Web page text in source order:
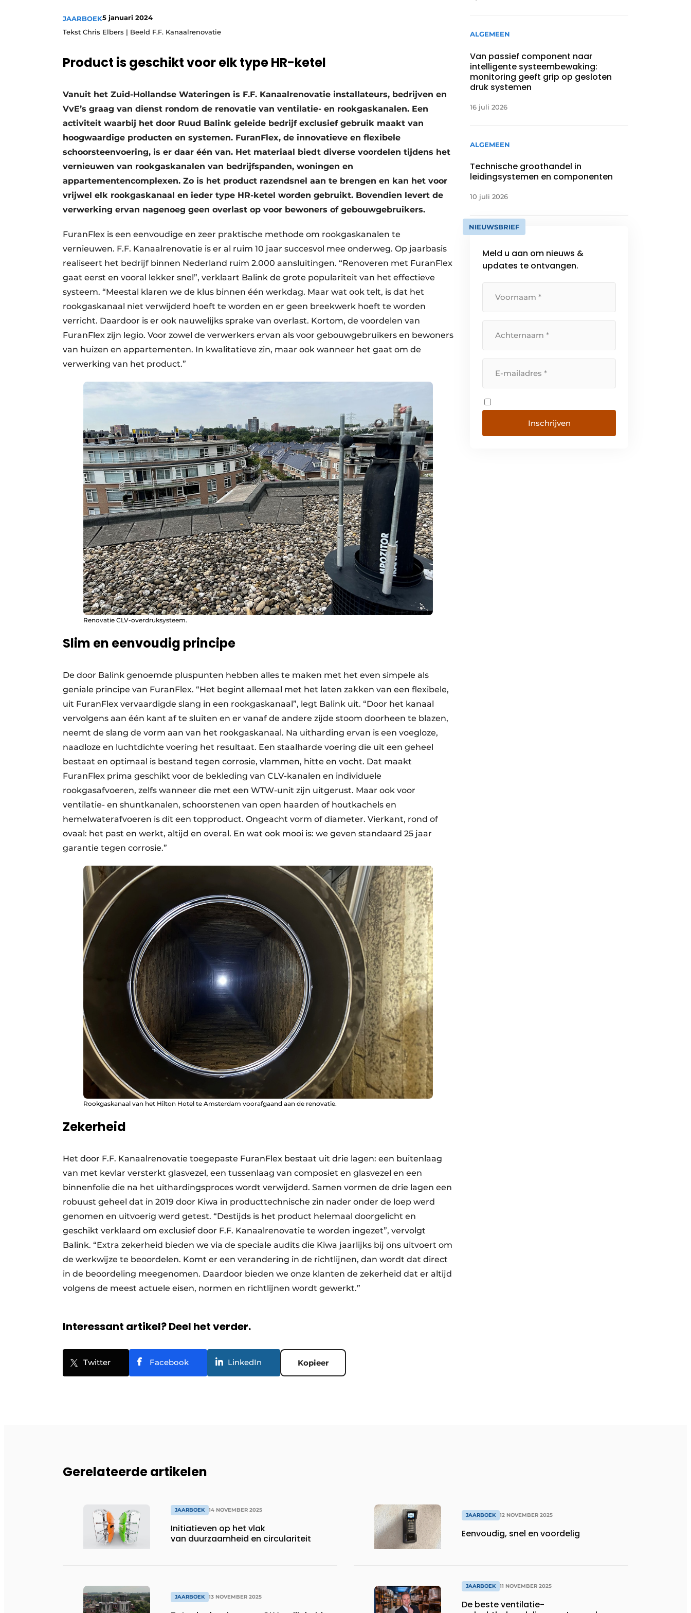
Video’s
JAARBOEK5 januari 2024
Tekst Chris Elbers | Beeld F.F. Kanaalrenovatie
Product is geschikt voor elk type HR-ketel
Vanuit het Zuid-Hollandse Wateringen is F.F. Kanaalrenovatie installateurs, bedrijven en
VvE’s graag van dienst rondom de renovatie van ventilatie- en rookgaskanalen. Een
activiteit waarbij het door Ruud Balink geleide bedrijf exclusief gebruik maakt van
hoogwaardige producten en systemen. FuranFlex, de innovatieve en flexibele
schoorsteenvoering, is er daar één van. Het materiaal biedt diverse voordelen tijdens het
vernieuwen van rookgaskanalen van bedrijfspanden, woningen en
appartementencomplexen. Zo is het product razendsnel aan te brengen en kan het voor
vrijwel elk rookgaskanaal en ieder type HR-ketel worden gebruikt. Bovendien levert de
verwerking ervan nagenoeg geen overlast op voor bewoners of gebouwgebruikers.
FuranFlex is een eenvoudige en zeer praktische methode om rookgaskanalen te
vernieuwen. F.F. Kanaalrenovatie is er al ruim 10 jaar succesvol mee onderweg. Op jaarbasis
realiseert het bedrijf binnen Nederland ruim 2.000 aansluitingen. “Renoveren met FuranFlex
gaat eerst en vooral lekker snel”, verklaart Balink de grote populariteit van het effectieve
systeem. “Meestal klaren we de klus binnen één werkdag. Maar wat ook telt, is dat het
rookgaskanaal niet verwijderd hoeft te worden en er geen breekwerk hoeft te worden
verricht. Daardoor is er ook nauwelijks sprake van overlast. Kortom, de voordelen van
FuranFlex zijn legio. Voor zowel de verwerkers ervan als voor gebouwgebruikers en bewoners
van huizen en appartementen. In kwalitatieve zin, maar ook wanneer het gaat om de
verwerking van het product.”
Renovatie CLV-overdruksysteem.
Slim en eenvoudig principe
De door Balink genoemde pluspunten hebben alles te maken met het even simpele als
geniale principe van FuranFlex. “Het begint allemaal met het laten zakken van een flexibele,
uit FuranFlex vervaardigde slang in een rookgaskanaal”, legt Balink uit. “Door het kanaal
vervolgens aan één kant af te sluiten en er vanaf de andere zijde stoom doorheen te blazen,
neemt de slang de vorm aan van het rookgaskanaal. Na uitharding ervan is een voegloze,
naadloze en luchtdichte voering het resultaat. Een staalharde voering die uit een geheel
bestaat en optimaal is bestand tegen corrosie, vlammen, hitte en vocht. Dat maakt
FuranFlex prima geschikt voor de bekleding van CLV-kanalen en individuele
rookgasafvoeren, zelfs wanneer die met een WTW-unit zijn uitgerust. Maar ook voor
ventilatie- en shuntkanalen, schoorstenen van open haarden of houtkachels en
hemelwaterafvoeren is dit een topproduct. Ongeacht vorm of diameter. Vierkant, rond of
ovaal: het past en werkt, altijd en overal. En wat ook mooi is: we geven standaard 25 jaar
garantie tegen corrosie.”
Rookgaskanaal van het Hilton Hotel te Amsterdam voorafgaand aan de renovatie.
Zekerheid
Het door F.F. Kanaalrenovatie toegepaste FuranFlex bestaat uit drie lagen: een buitenlaag
van met kevlar versterkt glasvezel, een tussenlaag van composiet en glasvezel en een
binnenfolie die na het uithardingsproces wordt verwijderd. Samen vormen de drie lagen een
robuust geheel dat in 2019 door Kiwa in producttechnische zin nader onder de loep werd
genomen en uitvoerig werd getest. “Destijds is het product helemaal doorgelicht en
geschikt verklaard om exclusief door F.F. Kanaalrenovatie te worden ingezet”, vervolgt
Balink. “Extra zekerheid bieden we via de speciale audits die Kiwa jaarlijks bij ons uitvoert om
de werkwijze te beoordelen. Komt er een verandering in de richtlijnen, dan wordt dat direct
in de beoordeling meegenomen. Daardoor bieden we onze klanten de zekerheid dat er altijd
volgens de meest actuele eisen, normen en richtlijnen wordt gewerkt.”
Interessant artikel? Deel het verder.
Twitter Facebook LinkedIn Kopieer
ALGEMEEN
Van passief component naar
intelligente systeembewaking:
monitoring geeft grip op gesloten
druk systemen
16 juli 2026
ALGEMEEN
Technische groothandel in
leidingsystemen en componenten
10 juli 2026
NIEUWSBRIEF
Meld u aan om nieuws &
updates te ontvangen.
Inschrijven
Gerelateerde artikelen
JAARBOEK 14 NOVEMBER 2025
Initiatieven op het vlak
van duurzaamheid en circulariteit
JAARBOEK 13 NOVEMBER 2025
JAARBOEK 12 NOVEMBER 2025
Eenvoudig, snel en voordelig
JAARBOEK 11 NOVEMBER 2025
De beste ventilatie-